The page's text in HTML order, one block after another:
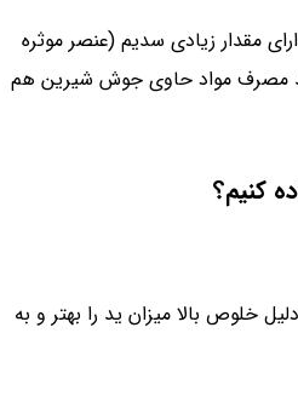
مقدار زیادی سدیم (عنصر موثره
مصرف مواد حاوی جوش شیرین هم
کنیم؟
خلوص بالا میزان ید را بهتر و به